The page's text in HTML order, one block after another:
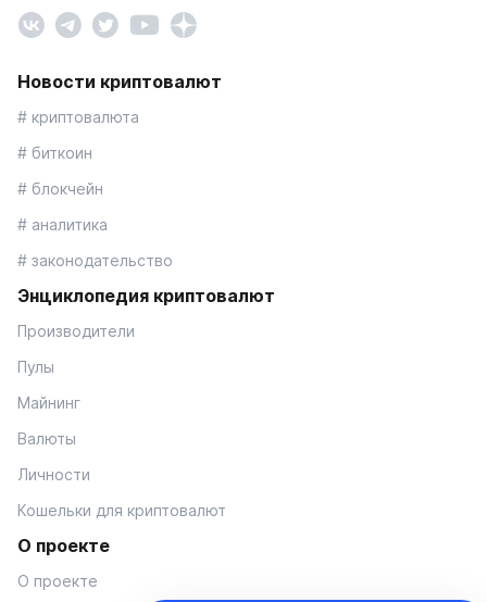
Новости криптовалют
# криптовалюта
# биткоин
# блокчейн
# аналитика
# законодательство
Энциклопедия криптовалют
Производители
Пулы
Майнинг
Валюты
Личности
Кошельки для криптовалют
О проекте
О проекте